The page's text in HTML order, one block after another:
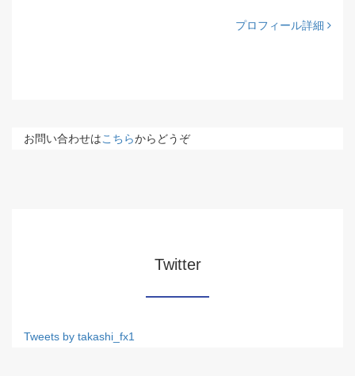
プロフィール詳細
お問い合わせはこちらからどうぞ
Twitter
Tweets by takashi_fx1